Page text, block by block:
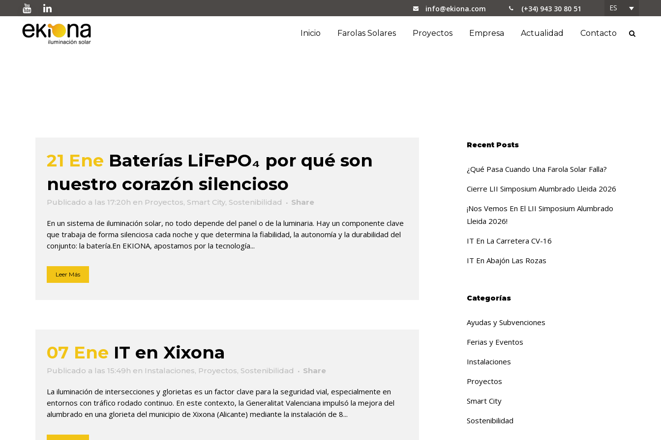
info@ekiona.com (+34) 943 30 80 51 ES
Inicio Farolas Solares Proyectos Empresa Actualidad Contacto
21 Ene Baterías LiFePO₄ por qué son
nuestro corazón silencioso
Publicado a las 17:20h en Proyectos, Smart City, Sostenibilidad Share
En un sistema de iluminación solar, no todo depende del panel o de la luminaria. Hay un componente clave
que trabaja de forma silenciosa cada noche y que determina la fiabilidad, la autonomía y la durabilidad del
conjunto: la batería.En EKIONA, apostamos por la tecnología...
Leer Más
07 Ene IT en Xixona
Publicado a las 15:49h en Instalaciones, Proyectos, Sostenibilidad Share
La iluminación de intersecciones y glorietas es un factor clave para la seguridad vial, especialmente en
entornos con tráfico rodado continuo. En este contexto, la Generalitat Valenciana impulsó la mejora del
alumbrado en una glorieta del municipio de Xixona (Alicante) mediante la instalación de 8...
Recent Posts
¿Qué Pasa Cuando Una Farola Solar Falla?
Cierre LII Simposium Alumbrado Lleida 2026
¡Nos Vemos En El LII Simposium Alumbrado
Lleida 2026!
IT En La Carretera CV-16
IT En Abajón Las Rozas
Categorías
Ayudas y Subvenciones
Ferias y Eventos
Instalaciones
Proyectos
Smart City
Sostenibilidad